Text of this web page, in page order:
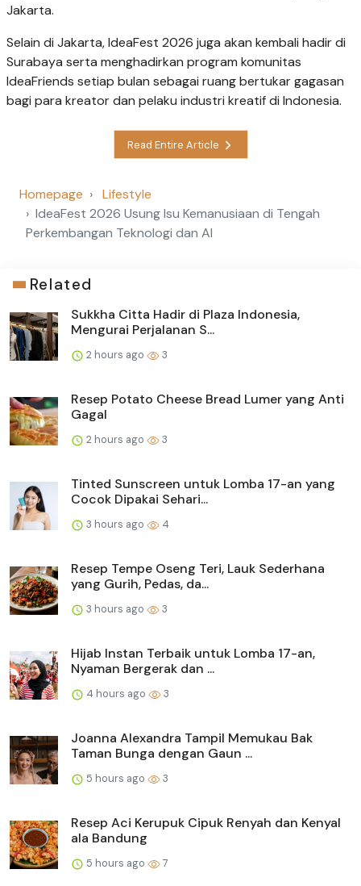
Jakarta.
Selain di Jakarta, IdeaFest 2026 juga akan kembali hadir di
Surabaya serta menghadirkan program komunitas
IdeaFriends setiap bulan sebagai ruang bertukar gagasan
bagi para kreator dan pelaku industri kreatif di Indonesia.
Read Entire Article
Homepage
Lifestyle
IdeaFest 2026 Usung Isu Kemanusiaan di Tengah
Perkembangan Teknologi dan AI
Related
Sukkha Citta Hadir di Plaza Indonesia,
Mengurai Perjalanan S...
2 hours ago 3
Resep Potato Cheese Bread Lumer yang Anti
Gagal
2 hours ago 3
Tinted Sunscreen untuk Lomba 17-an yang
Cocok Dipakai Sehari...
3 hours ago 4
Resep Tempe Oseng Teri, Lauk Sederhana
yang Gurih, Pedas, da...
3 hours ago 3
Hijab Instan Terbaik untuk Lomba 17-an,
Nyaman Bergerak dan ...
4 hours ago 3
Joanna Alexandra Tampil Memukau Bak
Taman Bunga dengan Gaun ...
5 hours ago 3
Resep Aci Kerupuk Cipuk Renyah dan Kenyal
ala Bandung
5 hours ago 7